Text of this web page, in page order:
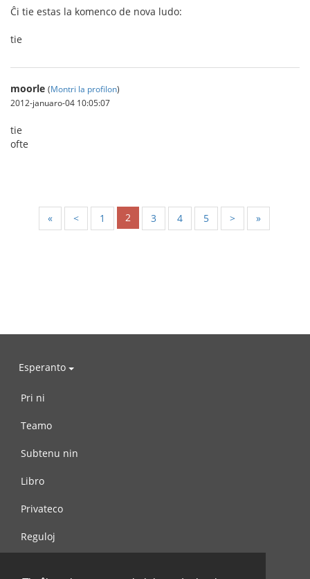
Ĉi tie estas la komenco de nova ludo:
tie
moorle (Montri la profilon)
2012-januaro-04 10:05:07
tie
ofte
« < 1 2 3 4 5 > »
Esperanto
Pri ni
Teamo
Subtenu nin
Libro
Privateco
Reguloj